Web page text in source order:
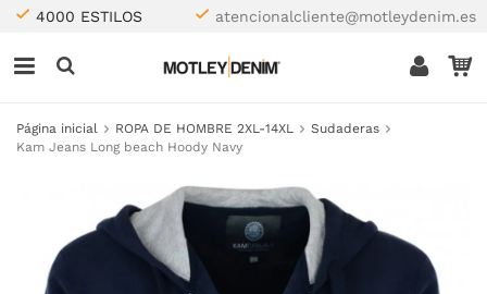
4000 ESTILOS atencionalcliente@motleydenim.es
Página inicial ROPA DE HOMBRE 2XL-14XL
Sudaderas
Kam Jeans Long beach Hoody Navy